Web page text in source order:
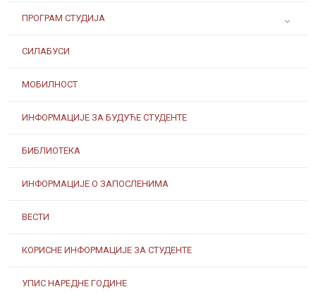
ПРОГРАМ СТУДИЈА
СИЛАБУСИ
МОБИЛНОСТ
ИНФОРМАЦИЈЕ ЗА БУДУЋЕ СТУДЕНТЕ
БИБЛИОТЕКА
ИНФОРМАЦИЈЕ О ЗАПОСЛЕНИМА
ВЕСТИ
КОРИСНЕ ИНФОРМАЦИЈЕ ЗА СТУДЕНТЕ
УПИС НАРЕДНЕ ГОДИНЕ